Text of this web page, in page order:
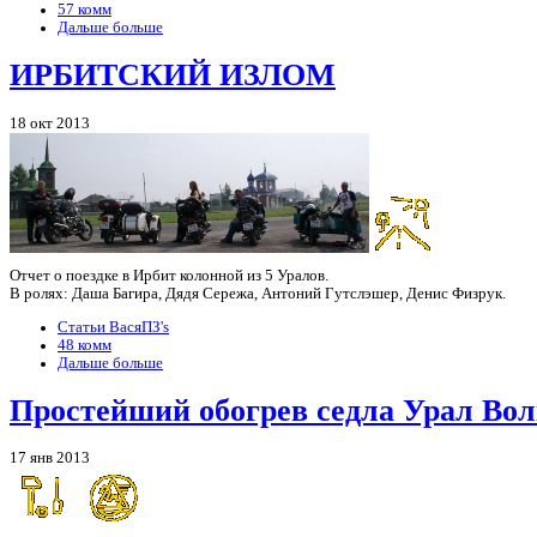
57 комм
Дальше больше
ИРБИТСКИЙ ИЗЛОМ
18 окт 2013
Отчет о поездке в Ирбит колонной из 5 Уралов.
В ролях: Даша Багира, Дядя Сережа, Антоний Гутслэшер, Денис Физрук.
Статьи ВасяПЗ's
48 комм
Дальше больше
Простейший обогрев седла Урал
17 янв 2013